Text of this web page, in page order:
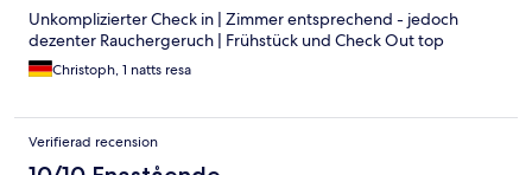
Unkomplizierter Check in | Zimmer entsprechend - jedoch
dezenter Rauchergeruch | Frühstück und Check Out top
Christoph, 1 natts resa
Verifierad recension